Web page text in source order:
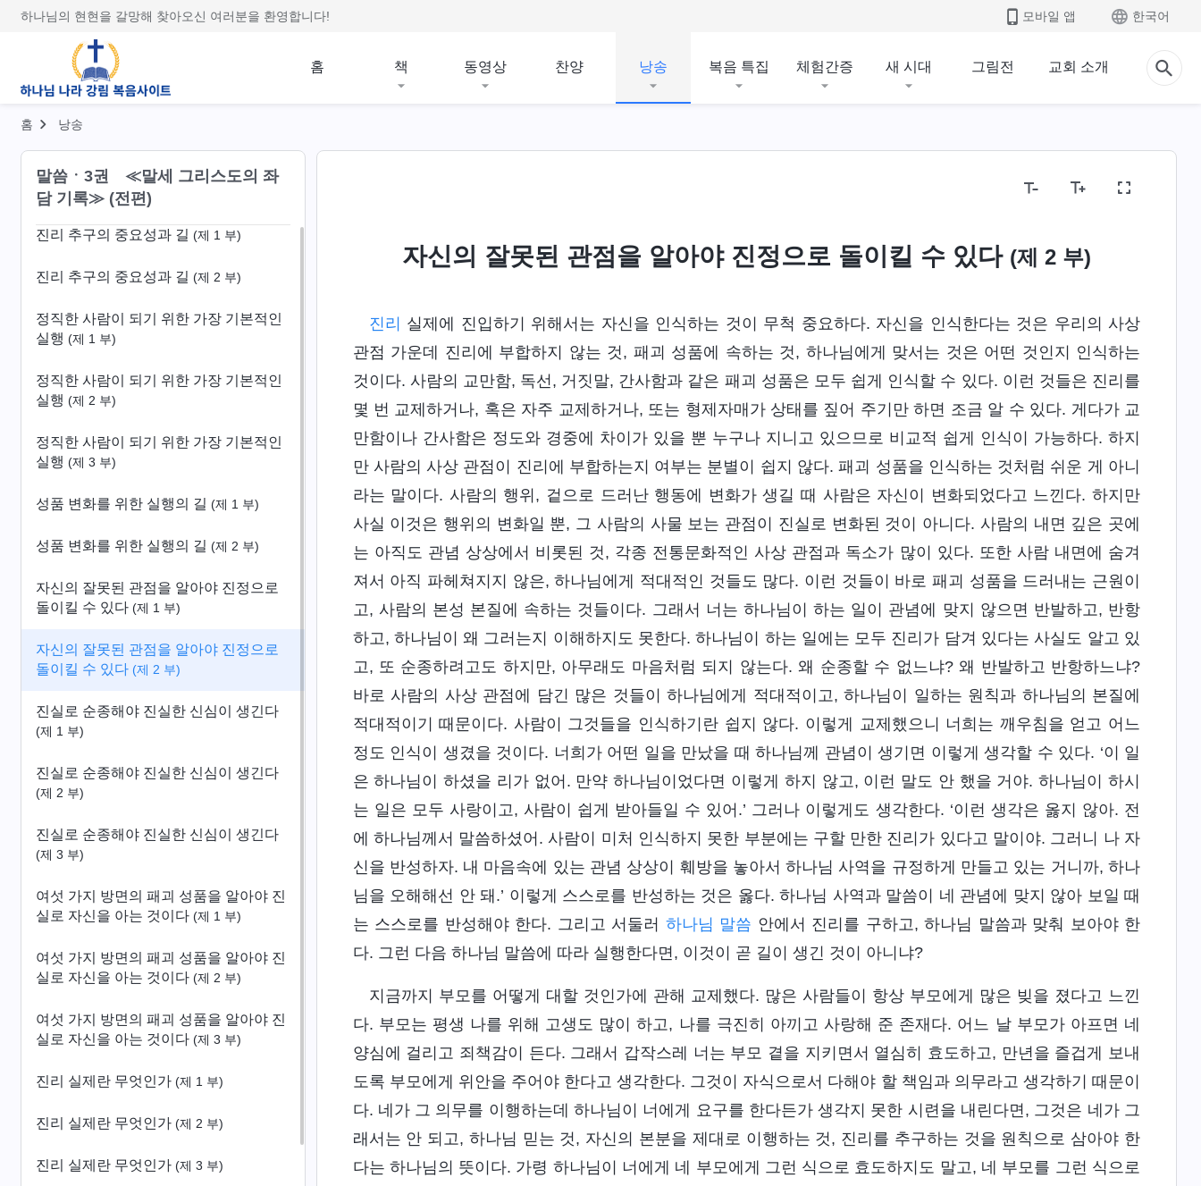
하나님의 현현을 갈망해 찾아오신 여러분을 환영합니다! 모바일 앱 한국어
홈 책 동영상 찬양 낭송 복음 특집 체험간증 새 시대 그림전 교회 소개
홈 낭송
말씀ㆍ3권 ≪말세 그리스도의 좌
담 기록≫ (전편)
진리 추구의 중요성과 길 (제 1 부)
진리 추구의 중요성과 길 (제 2 부)
정직한 사람이 되기 위한 가장 기본적인
실행 (제 1 부)
정직한 사람이 되기 위한 가장 기본적인
실행 (제 2 부)
정직한 사람이 되기 위한 가장 기본적인
실행 (제 3 부)
성품 변화를 위한 실행의 길 (제 1 부)
성품 변화를 위한 실행의 길 (제 2 부)
자신의 잘못된 관점을 알아야 진정으로
돌이킬 수 있다 (제 1 부)
자신의 잘못된 관점을 알아야 진정으로
돌이킬 수 있다 (제 2 부)
진실로 순종해야 진실한 신심이 생긴다
(제 1 부)
진실로 순종해야 진실한 신심이 생긴다
(제 2 부)
진실로 순종해야 진실한 신심이 생긴다
(제 3 부)
여섯 가지 방면의 패괴 성품을 알아야 진
실로 자신을 아는 것이다 (제 1 부)
여섯 가지 방면의 패괴 성품을 알아야 진
실로 자신을 아는 것이다 (제 2 부)
여섯 가지 방면의 패괴 성품을 알아야 진
실로 자신을 아는 것이다 (제 3 부)
진리 실제란 무엇인가 (제 1 부)
진리 실제란 무엇인가 (제 2 부)
진리 실제란 무엇인가 (제 3 부)
자신의 잘못된 관점을 알아야 진정으로 돌이킬 수 있다 (제 2 부)
진리
실제에 진입하기 위해서는 자신을 인식하는 것이 무척 중요하다. 자신을 인식한다는 것은 우리의 사상
관점 가운데 진리에 부합하지 않는 것, 패괴 성품에 속하는 것, 하나님에게 맞서는 것은 어떤 것인지 인식하는
것이다. 사람의 교만함, 독선, 거짓말, 간사함과 같은 패괴 성품은 모두 쉽게 인식할 수 있다. 이런 것들은 진리를
몇 번 교제하거나, 혹은 자주 교제하거나, 또는 형제자매가 상태를 짚어 주기만 하면 조금 알 수 있다. 게다가 교
만함이나 간사함은 정도와 경중에 차이가 있을 뿐 누구나 지니고 있으므로 비교적 쉽게 인식이 가능하다. 하지
만 사람의 사상 관점이 진리에 부합하는지 여부는 분별이 쉽지 않다. 패괴 성품을 인식하는 것처럼 쉬운 게 아니
라는 말이다. 사람의 행위, 겉으로 드러난 행동에 변화가 생길 때 사람은 자신이 변화되었다고 느낀다. 하지만
사실 이것은 행위의 변화일 뿐, 그 사람의 사물 보는 관점이 진실로 변화된 것이 아니다. 사람의 내면 깊은 곳에
는 아직도 관념 상상에서 비롯된 것, 각종 전통문화적인 사상 관점과 독소가 많이 있다. 또한 사람 내면에 숨겨
져서 아직 파헤쳐지지 않은, 하나님에게 적대적인 것들도 많다. 이런 것들이 바로 패괴 성품을 드러내는 근원이
고, 사람의 본성 본질에 속하는 것들이다. 그래서 너는 하나님이 하는 일이 관념에 맞지 않으면 반발하고, 반항
하고, 하나님이 왜 그러는지 이해하지도 못한다. 하나님이 하는 일에는 모두 진리가 담겨 있다는 사실도 알고 있
고, 또 순종하려고도 하지만, 아무래도 마음처럼 되지 않는다. 왜 순종할 수 없느냐? 왜 반발하고 반항하느냐?
바로 사람의 사상 관점에 담긴 많은 것들이 하나님에게 적대적이고, 하나님이 일하는 원칙과 하나님의 본질에
적대적이기 때문이다. 사람이 그것들을 인식하기란 쉽지 않다. 이렇게 교제했으니 너희는 깨우침을 얻고 어느
정도 인식이 생겼을 것이다. 너희가 어떤 일을 만났을 때 하나님께 관념이 생기면 이렇게 생각할 수 있다. ‘이 일
은 하나님이 하셨을 리가 없어. 만약 하나님이었다면 이렇게 하지 않고, 이런 말도 안 했을 거야. 하나님이 하시
는 일은 모두 사랑이고, 사람이 쉽게 받아들일 수 있어.’ 그러나 이렇게도 생각한다. ‘이런 생각은 옳지 않아. 전
에 하나님께서 말씀하셨어. 사람이 미처 인식하지 못한 부분에는 구할 만한 진리가 있다고 말이야. 그러니 나 자
신을 반성하자. 내 마음속에 있는 관념 상상이 훼방을 놓아서 하나님 사역을 규정하게 만들고 있는 거니까, 하나
님을 오해해선 안 돼.’ 이렇게 스스로를 반성하는 것은 옳다. 하나님 사역과 말씀이 네 관념에 맞지 않아 보일 때
는 스스로를 반성해야 한다. 그리고 서둘러 하나님 말씀 안에서 진리를 구하고, 하나님 말씀과 맞춰 보아야 한
다. 그런 다음 하나님 말씀에 따라 실행한다면, 이것이 곧 길이 생긴 것이 아니냐?
지금까지 부모를 어떻게 대할 것인가에 관해 교제했다. 많은 사람들이 항상 부모에게 많은 빚을 졌다고 느낀
다. 부모는 평생 나를 위해 고생도 많이 하고, 나를 극진히 아끼고 사랑해 준 존재다. 어느 날 부모가 아프면 네
양심에 걸리고 죄책감이 든다. 그래서 갑작스레 너는 부모 곁을 지키면서 열심히 효도하고, 만년을 즐겁게 보내
도록 부모에게 위안을 주어야 한다고 생각한다. 그것이 자식으로서 다해야 할 책임과 의무라고 생각하기 때문이
다. 네가 그 의무를 이행하는데 하나님이 너에게 요구를 한다든가 생각지 못한 시련을 내린다면, 그것은 네가 그
래서는 안 되고, 하나님 믿는 것, 자신의 본분을 제대로 이행하는 것, 진리를 추구하는 것을 원칙으로 삼아야 한
다는 하나님의 뜻이다. 가령 하나님이 너에게 네 부모에게 그런 식으로 효도하지도 말고, 네 부모를 그런 식으로